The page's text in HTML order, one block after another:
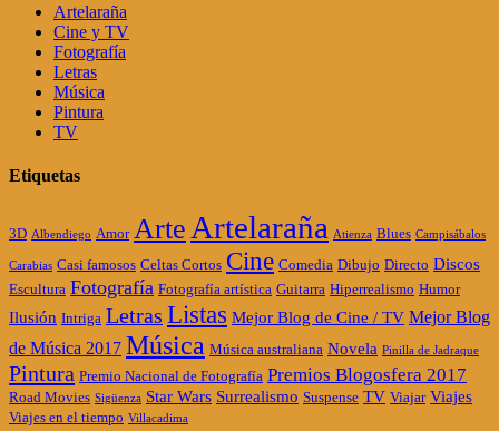
Artelaraña
Cine y TV
Fotografía
Letras
Música
Pintura
TV
Etiquetas
3D Albendiego Amor Arte Artelaraña Atienza Blues Campisábalos
Carabias Casi famosos Celtas Cortos Cine Comedia Dibujo Directo Discos
Escultura Fotografía Fotografía artística Guitarra Hiperrealismo Humor
Ilusión Intriga Letras Listas Mejor Blog de Cine / TV Mejor Blog
de Música 2017 Música Música australiana Novela Pinilla de Jadraque
Pintura Premio Nacional de Fotografía Premios Blogosfera 2017
Road Movies Sigüenza Star Wars Surrealismo Suspense TV Viajar Viajes
Viajes en el tiempo Villacadima